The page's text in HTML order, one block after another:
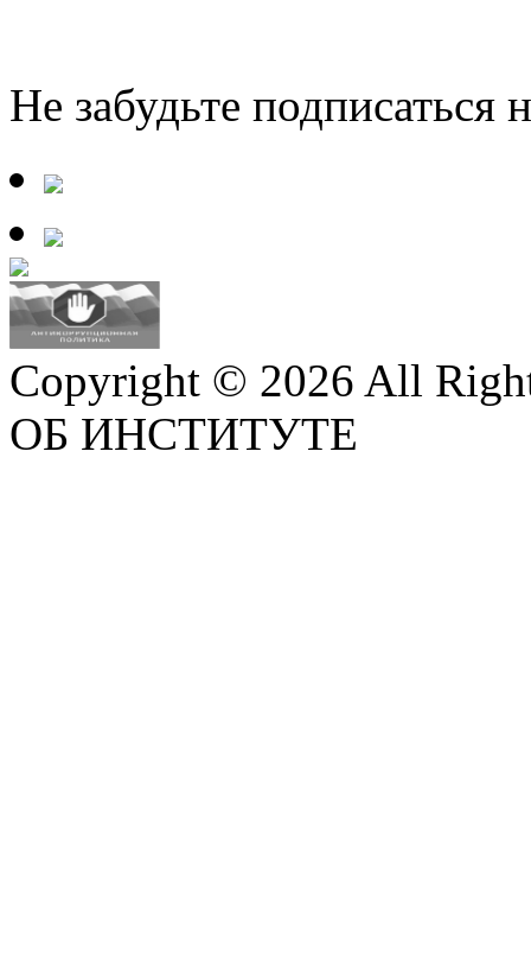
Не забудьте подписаться
Copyright © 2026 All
ОБ ИНСТИТУТЕ